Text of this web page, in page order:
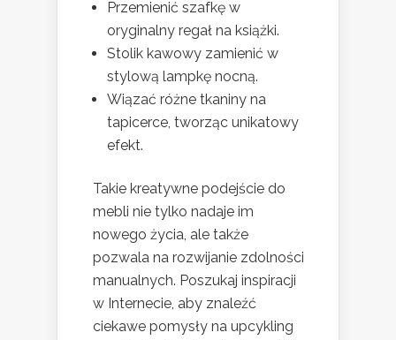
Przemienić szafkę w
oryginalny regał na książki.
Stolik kawowy zamienić w
stylową lampkę nocną.
Wiązać różne tkaniny na
tapicerce, tworząc unikatowy
efekt.
Takie kreatywne podejście do
mebli nie tylko nadaje im
nowego życia, ale także
pozwala na rozwijanie zdolności
manualnych. Poszukaj inspiracji
w Internecie, aby znaleźć
ciekawe pomysły na upcykling